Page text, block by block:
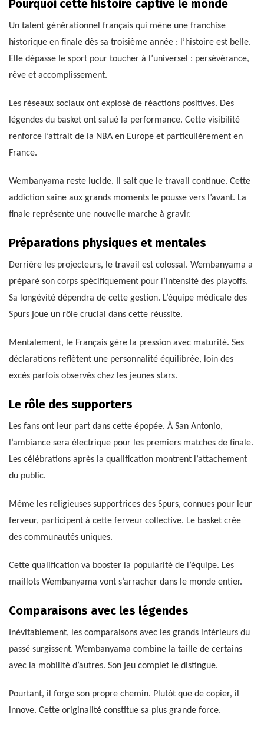
Pourquoi cette histoire captive le monde
Un talent générationnel français qui mène une franchise
historique en finale dès sa troisième année : l’histoire est belle.
Elle dépasse le sport pour toucher à l’universel : persévérance,
rêve et accomplissement.
Les réseaux sociaux ont explosé de réactions positives. Des
légendes du basket ont salué la performance. Cette visibilité
renforce l’attrait de la NBA en Europe et particulièrement en
France.
Wembanyama reste lucide. Il sait que le travail continue. Cette
addiction saine aux grands moments le pousse vers l’avant. La
finale représente une nouvelle marche à gravir.
Préparations physiques et mentales
Derrière les projecteurs, le travail est colossal. Wembanyama a
préparé son corps spécifiquement pour l’intensité des playoffs.
Sa longévité dépendra de cette gestion. L’équipe médicale des
Spurs joue un rôle crucial dans cette réussite.
Mentalement, le Français gère la pression avec maturité. Ses
déclarations reflètent une personnalité équilibrée, loin des
excès parfois observés chez les jeunes stars.
Le rôle des supporters
Les fans ont leur part dans cette épopée. À San Antonio,
l’ambiance sera électrique pour les premiers matches de finale.
Les célébrations après la qualification montrent l’attachement
du public.
Même les religieuses supportrices des Spurs, connues pour leur
ferveur, participent à cette ferveur collective. Le basket crée
des communautés uniques.
Cette qualification va booster la popularité de l’équipe. Les
maillots Wembanyama vont s’arracher dans le monde entier.
Comparaisons avec les légendes
Inévitablement, les comparaisons avec les grands intérieurs du
passé surgissent. Wembanyama combine la taille de certains
avec la mobilité d’autres. Son jeu complet le distingue.
Pourtant, il forge son propre chemin. Plutôt que de copier, il
innove. Cette originalité constitue sa plus grande force.